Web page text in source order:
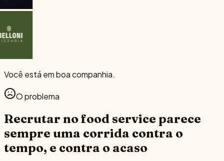
Você está em boa companhia.
O problema
Recrutar no food service parece
sempre uma corrida contra o
tempo, e contra o acaso